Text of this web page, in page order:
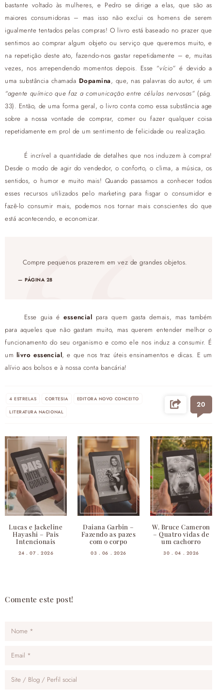
bastante voltado às mulheres, e Pedro se dirige a elas, que são as
maiores consumidoras – mas isso não exclui os homens de serem
igualmente tentados pelas compras! O livro está baseado no prazer que
sentimos ao comprar algum objeto ou serviço que queremos muito, e
na repetição deste ato, fazendo-nos gastar repetidamente – e, muitas
vezes, nos arrependendo momentos depois. Esse “vício” é devido a
uma substância chamada Dopamina, que, nas palavras do autor, é um
“agente químico que faz a comunicação entre células nervosas” (pág.
33). Então, de uma forma geral, o livro conta como essa substância age
sobre a nossa vontade de comprar, comer ou fazer qualquer coisa
repetidamente em prol de um sentimento de felicidade ou realização.
É incrível a quantidade de detalhes que nos induzem à compra!
Desde o modo de agir do vendedor, o conforto, o clima, a música, os
sentidos, o humor e muito mais! Quando passamos a conhecer todos
esses recursos utilizados pelo marketing para fisgar o consumidor e
fazê-lo consumir mais, podemos nos tornar mais conscientes do que
está acontecendo, e economizar.
Compre pequenos prazerem em vez de grandes objetos.
PÁGINA 28
Esse guia éessencial para quem gasta demais, mas também
para aqueles que não gastam muito, mas querem entender melhor o
funcionamento do seu organismo e como ele nos induz a consumir. É
um livro essencial, e que nos traz úteis ensinamentos e dicas. E um
alívio aos bolsos e à nossa conta bancária!
4 ESTRELAS CORTESIA EDITORA NOVO CONCEITO
LITERATURA NACIONAL
20
Lucas e Jackeline
Hayashi – Pais
Intencionais
24 . 07 . 2026
Daiana Garbin –
Fazendo as pazes
com o corpo
03 . 06 . 2026
W. Bruce Cameron
– Quatro vidas de
um cachorro
30 . 04 . 2026
Comente este post!